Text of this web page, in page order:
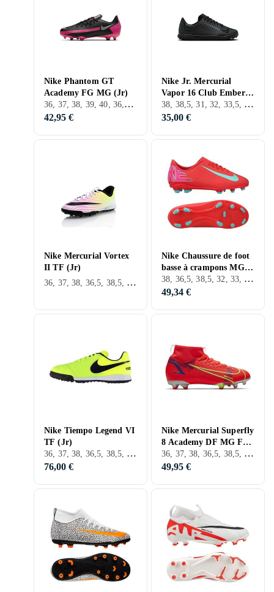
Nike Phantom GT
Academy FG MG (Jr)
36, 37, 38, 39, 40, 36,5, 38,5, 30, 32, 33, 35, 33,5, 34, 35,5, 37,5, 32,5, D'Extérieur, FG (Sol ferme)
42,95 €
Nike Jr. Mercurial
Vapor 16 Club Ember
Glow Aurora Green EU38, 38,5, 31, 32, 33,5, 34, 35,5, 37,5, D'Intérieur, TF (Gazon artificiel), Nike Mercurial
35,00 €
Nike Mercurial Vortex
II TF (Jr)
36, 37, 38, 36,5, 38,5, 28, 30, 31, 32, 33, 35, 27, 33,5, 34, 35,5, 37,5, 28,5, 31,5, 29,5, D'Intérieur, TF (Gazon artificiel), Nike Mercurial
Nike Chaussure de foot
basse à crampons MG
Jr. Mercurial Vapor 16
Club pour enfa
38, 36,5, 38,5, 32, 33, 33,5, 35,5, 37,5, D'Intérieur, FG (Sol ferme), Nike Mercurial
49,34 €
Nike Tiempo Legend VI
TF (Jr)
36, 37, 38, 36,5, 38,5, 28, 29, 30, 31, 32, 33, 35, 27, 33,5, 34, 35,5, 37,5, 28,5, 31,5, 29,5, D'Extérieur, TF (Gazon artificiel)
76,00 €
Nike Mercurial Superfly
8 Academy DF MG FG
(Jr)
36, 37, 38, 36,5, 38,5, 32, 33, 35, 33,5, 34, 35,5, 37,5, D'Extérieur, FG (Sol ferme)
49,95 €